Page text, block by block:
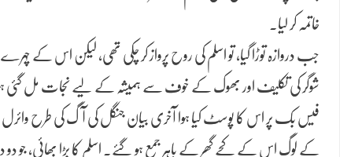
خاتمہ کر لیا۔
جب دروازہ توڑا گیا، تو اسلم کی روح پرواز کر چکی تھی، لیکن اس کے
شوگر کی تکلیف اور بھوک کے خوف سے ہمیشہ کے لیے نجات مل گئی
فیس بک پر اس کا پوسٹ کیا ہوا آخری بیان جنگل کی آگ کی طرح وائرل ہو
کے لوگ اس کے کچے گھر کے باہر جمع ہو گئے۔ اسلم کا بڑا بھائی، جو